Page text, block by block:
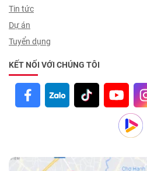
Tin tức
Dự án
Tuyển dụng
KẾT NỐI VỚI CHÚNG TÔI